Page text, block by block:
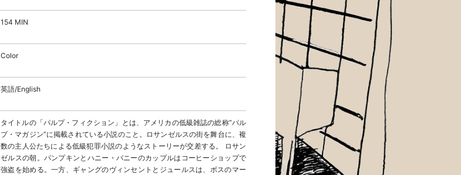
154 MIN
Color
英語/English
タイトルの「パルプ・フィクション」とは、アメリカの低級雑誌の総称“パル
プ・マガジン”に掲載されている小説のこと。ロサンゼルスの街を舞台に、複
数の主人公たちによる低級犯罪小説のようなストーリーが交差する。 ロサン
ゼルスの朝。パンプキンとハニー・バニーのカップルはコーヒーショップで
強盗を始める。一方、ギャングのヴィンセントとジュールスは、ボスのマー